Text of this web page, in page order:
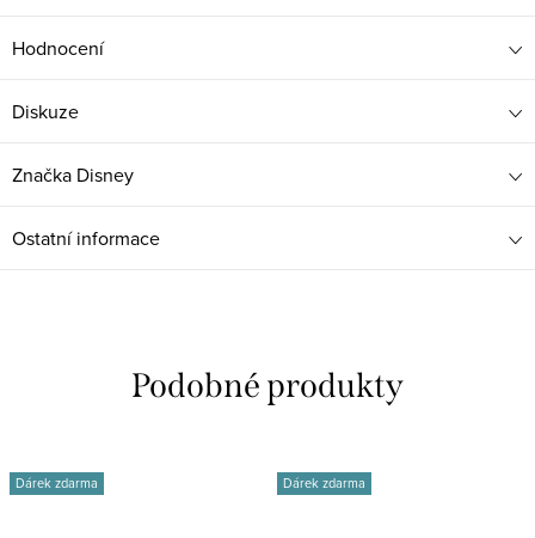
Hodnocení
Diskuze
Značka Disney
Ostatní informace
Dárek zdarma Dárek zdarma